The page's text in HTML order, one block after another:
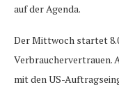
auf der Agenda.
Der Mittwoch startet
Verbrauchervertrauen.
mit den US-